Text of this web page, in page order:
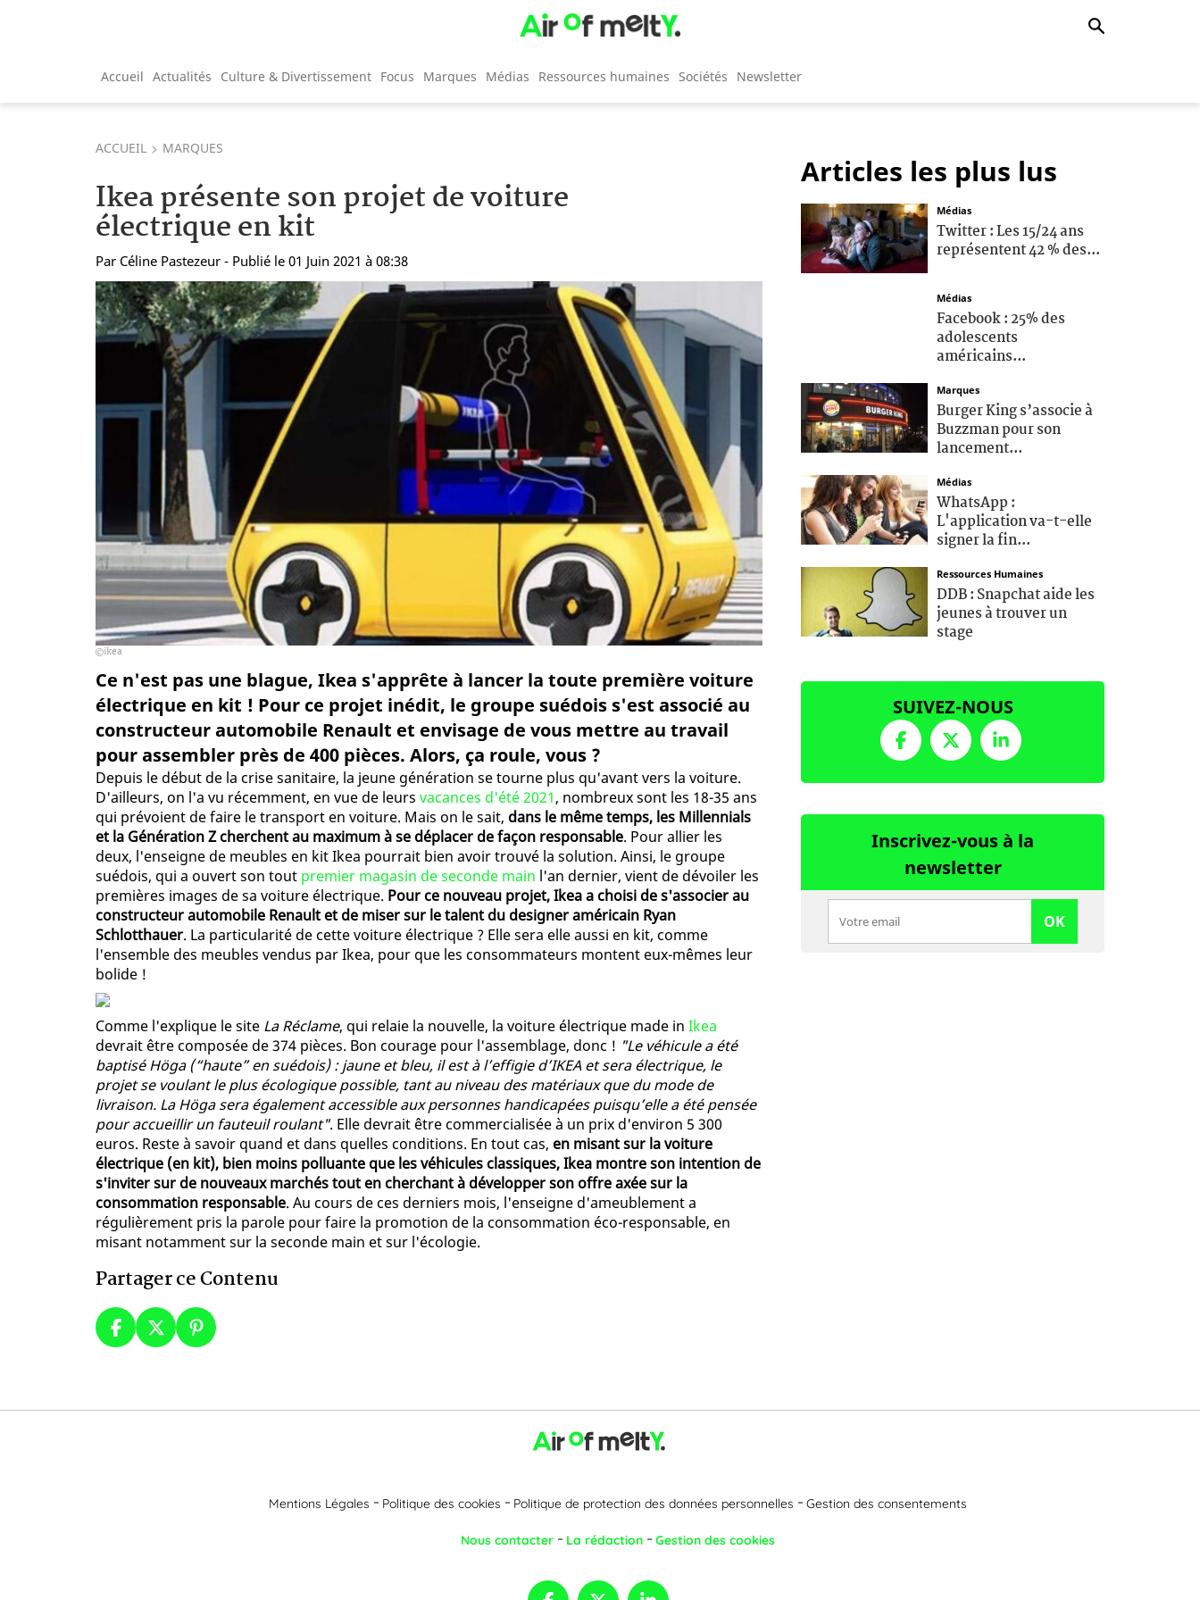
Accueil Actualités Culture & Divertissement Focus Marques Médias Ressources humaines Sociétés Newsletter
ACCUEIL MARQUES
Ikea présente son projet de voiture
électrique en kit
Par Céline Pastezeur - Publié le 01 Juin 2021 à 08:38
ikea
Ce n'est pas une blague, Ikea s'apprête à lancer la toute première voiture
électrique en kit ! Pour ce projet inédit, le groupe suédois s'est associé au
constructeur automobile Renault et envisage de vous mettre au travail
pour assembler près de 400 pièces. Alors, ça roule, vous ?
Depuis le début de la crise sanitaire, la jeune génération se tourne plus qu'avant vers la voiture.
D'ailleurs, on l'a vu récemment, en vue de leurs vacances d'été 2021, nombreux sont les 18-35 ans
qui prévoient de faire le transport en voiture. Mais on le sait, dans le même temps, les Millennials
et la Génération Z cherchent au maximum à se déplacer de façon responsable. Pour allier les
deux, l'enseigne de meubles en kit Ikea pourrait bien avoir trouvé la solution. Ainsi, le groupe
suédois, qui a ouvert son tout premier magasin de seconde main l'an dernier, vient de dévoiler les
premières images de sa voiture électrique. Pour ce nouveau projet, Ikea a choisi de s'associer au
constructeur automobile Renault et de miser sur le talent du designer américain Ryan
Schlotthauer. La particularité de cette voiture électrique ? Elle sera elle aussi en kit, comme
l'ensemble des meubles vendus par Ikea, pour que les consommateurs montent eux-mêmes leur
bolide !
Comme l'explique le site La Réclame, qui relaie la nouvelle, la voiture électrique made in Ikea
devrait être composée de 374 pièces. Bon courage pour l'assemblage, donc ! "Le véhicule a été
baptisé Höga (“haute” en suédois) : jaune et bleu, il est à l’effigie d’IKEA et sera électrique, le
projet se voulant le plus écologique possible, tant au niveau des matériaux que du mode de
livraison. La Höga sera également accessible aux personnes handicapées puisqu’elle a été pensée
pour accueillir un fauteuil roulant". Elle devrait être commercialisée à un prix d'environ 5 300
euros. Reste à savoir quand et dans quelles conditions. En tout cas, en misant sur la voiture
électrique (en kit), bien moins polluante que les véhicules classiques, Ikea montre son intention de
s'inviter sur de nouveaux marchés tout en cherchant à développer son offre axée sur la
consommation responsable. Au cours de ces derniers mois, l'enseigne d'ameublement a
régulièrement pris la parole pour faire la promotion de la consommation éco-responsable, en
misant notamment sur la seconde main et sur l'écologie.
Partager ce Contenu
Articles les plus lus
Médias
Twitter : Les 15/24 ans
représentent 42 % des...
Médias
Facebook : 25% des
adolescents
américains...
Marques
Burger King s’associe à
Buzzman pour son
lancement...
Médias
WhatsApp :
L'application va-t-elle
signer la fin...
Ressources Humaines
DDB : Snapchat aide les
jeunes à trouver un
stage
SUIVEZ-NOUS
Inscrivez-vous à la
newsletter
OK
Mentions Légales Politique des cookies Politique de protection des données personnelles Gestion des consentements
Nous contacter La rédaction Gestion des cookies